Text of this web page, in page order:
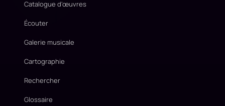
Catalogue d'œuvres
Écouter
Galerie musicale
Cartographie
Rechercher
Glossaire